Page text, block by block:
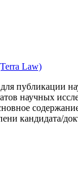
Law)
публикации
научных
кандидата/